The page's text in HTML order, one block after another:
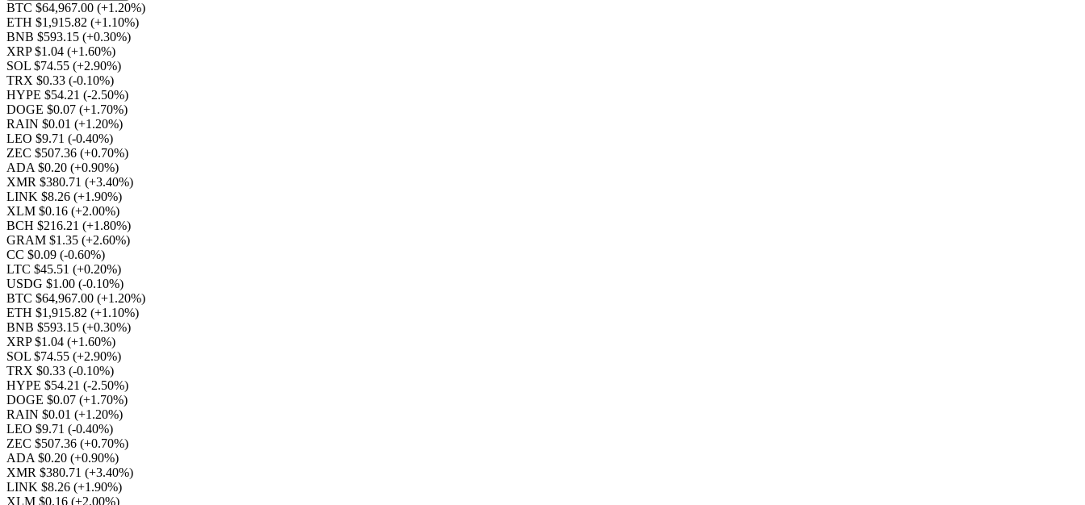
BTC $64,967.00 (+1.20%)
ETH $1,915.82 (+1.10%)
BNB $593.15 (+0.30%)
XRP $1.04 (+1.60%)
SOL $74.55 (+2.90%)
TRX $0.33 (-0.10%)
HYPE $54.21 (-2.50%)
DOGE $0.07 (+1.70%)
RAIN $0.01 (+1.20%)
LEO $9.71 (-0.40%)
ZEC $507.36 (+0.70%)
ADA $0.20 (+0.90%)
XMR $380.71 (+3.40%)
LINK $8.26 (+1.90%)
XLM $0.16 (+2.00%)
BCH $216.21 (+1.80%)
GRAM $1.35 (+2.60%)
CC $0.09 (-0.60%)
LTC $45.51 (+0.20%)
USDG $1.00 (-0.10%)
BTC $64,967.00 (+1.20%)
ETH $1,915.82 (+1.10%)
BNB $593.15 (+0.30%)
XRP $1.04 (+1.60%)
SOL $74.55 (+2.90%)
TRX $0.33 (-0.10%)
HYPE $54.21 (-2.50%)
DOGE $0.07 (+1.70%)
RAIN $0.01 (+1.20%)
LEO $9.71 (-0.40%)
ZEC $507.36 (+0.70%)
ADA $0.20 (+0.90%)
XMR $380.71 (+3.40%)
LINK $8.26 (+1.90%)
XLM $0.16 (+2.00%)